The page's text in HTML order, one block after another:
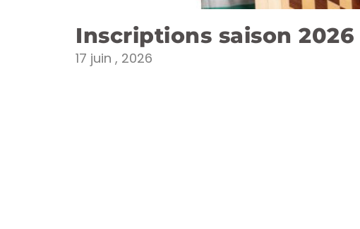
Inscriptions saison 2026
17 juin , 2026